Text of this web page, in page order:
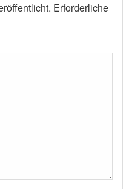
Erforderliche